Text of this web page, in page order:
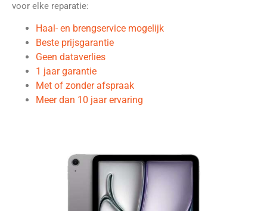
voor elke reparatie:
Haal- en brengservice mogelijk
Beste prijsgarantie
Geen dataverlies
1 jaar garantie
Met of zonder afspraak
Meer dan 10 jaar ervaring